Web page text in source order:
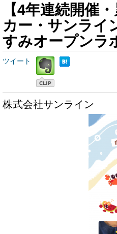
【4年連続開催
カー・サンライ
すみオープンラ
ツイート
株式会社サンライン